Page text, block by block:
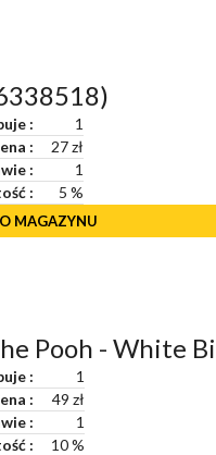
1
27 zł
1
5 %
MAGAZYNU
Pooh - White
1
49 zł
1
10%